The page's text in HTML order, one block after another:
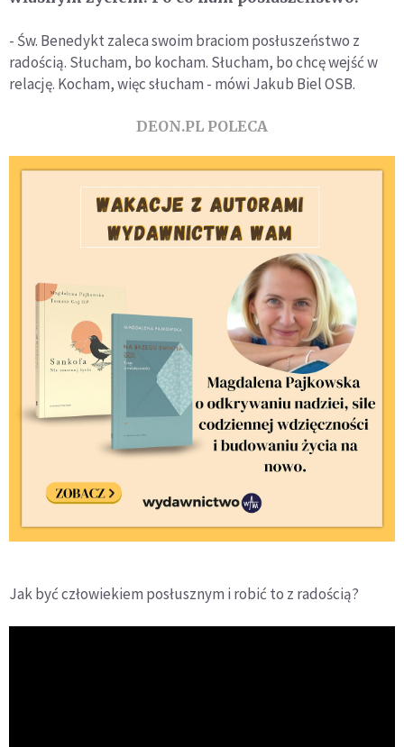
- Św. Benedykt zaleca swoim braciom posłuszeństwo z
radością. Słucham, bo kocham. Słucham, bo chcę wejść w
relację. Kocham, więc słucham - mówi Jakub Biel OSB.
DEON.PL POLECA
Jak być człowiekiem posłusznym i robić to z radością?